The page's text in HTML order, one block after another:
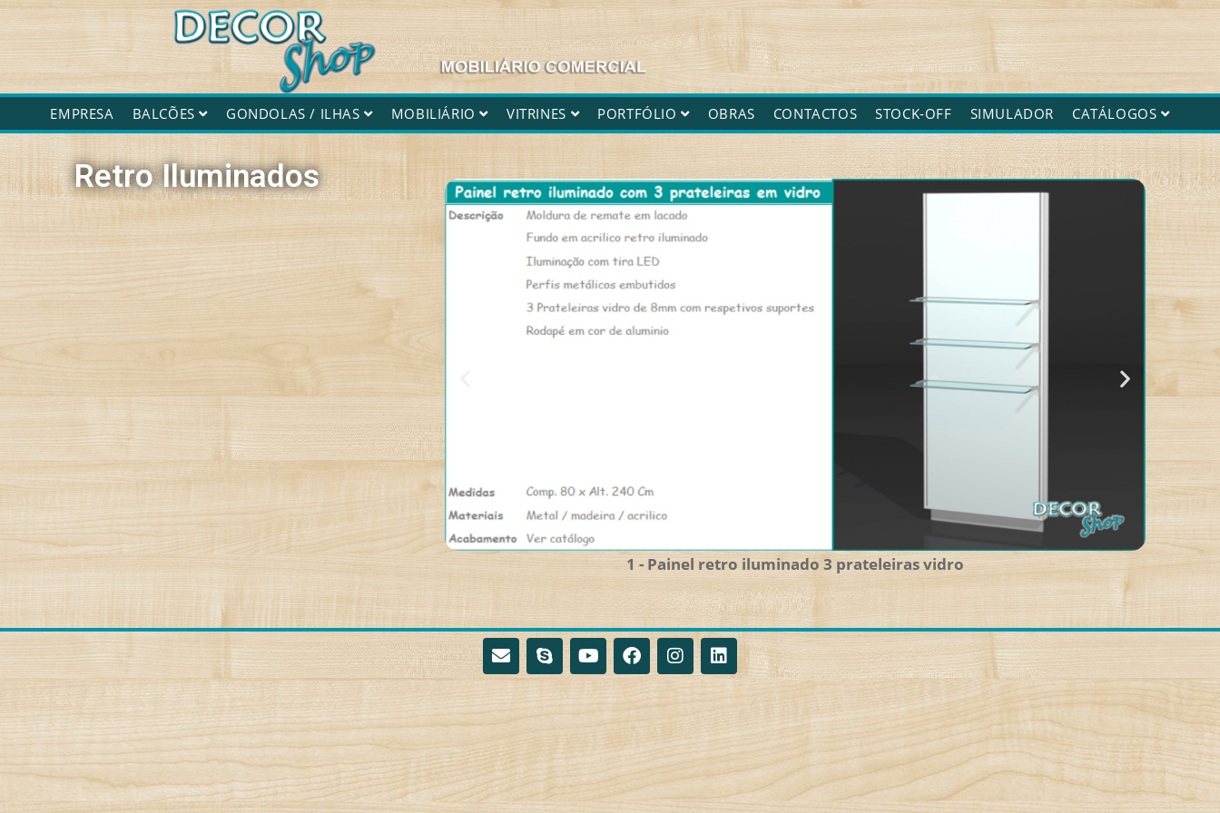
EMPRESA BALCÕES GONDOLAS / ILHAS MOBILIÁRIO VITRINES PORTFÓLIO OBRAS CONTACTOS STOCK-OFF SIMULADOR CATÁLOGOS
Retro Iluminados
1 - Painel retro iluminado 3 prateleiras vidro